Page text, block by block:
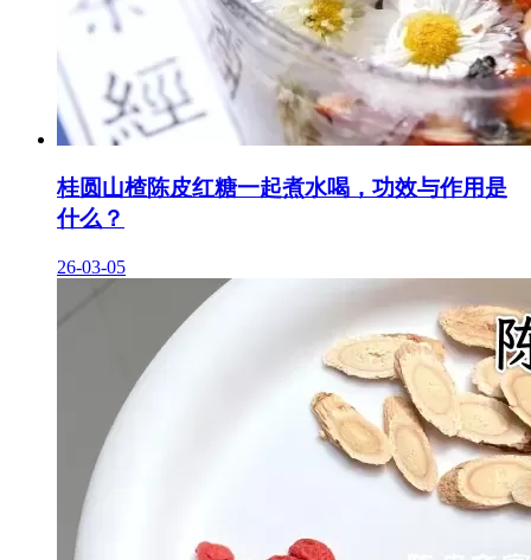
桂圆山楂陈皮红糖一起煮水喝，功效与作用是
什么？
26-03-05